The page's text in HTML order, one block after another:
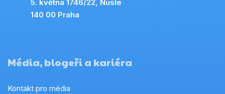
5. května 1746/22, Nusle
140 00 Praha
Média, blogeři a kariéra
Kontakt pro média